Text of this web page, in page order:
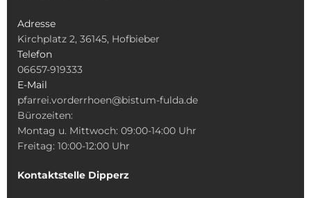
Adresse
Kirchplatz 2, 36145, Hofbieber
Telefon
06657-919333
E-Mail
pfarrei.vorderrhoen@bistum-fulda.de
Bürozeiten:
Montag u. Mittwoch: 09:00-14:00 Uhr
Freitag: 10:00-12:00 Uhr
Kontaktstelle Dipperz